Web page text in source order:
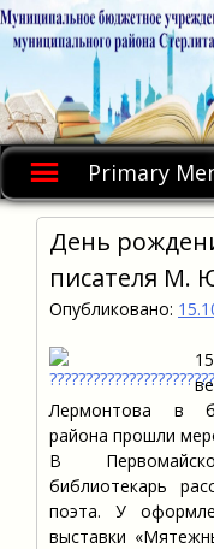
Skip
to
Primary
День
писателя М.
Опубликовано:
Лермонтова в
района прошли
В
библиотекарь
поэта. У
выставки